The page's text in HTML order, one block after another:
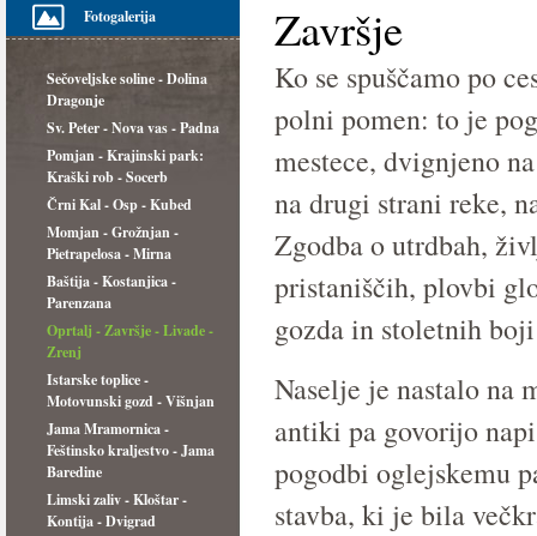
Fotogalerija
Sečoveljske soline - Dolina
Dragonje
Sv. Peter - Nova vas - Padna
Pomjan - Krajinski park:
Kraški rob - Socerb
Črni Kal - Osp - Kubed
Momjan - Grožnjan -
Pietrapelosa - Mirna
Baštija - Kostanjica -
Parenzana
Oprtalj - Završje - Livade -
Zrenj
Istarske toplice -
Motovunski gozd - Višnjan
Jama Mramornica -
Feštinsko kraljestvo - Jama
Baredine
Limski zaliv - Kloštar -
Kontija - Dvigrad
Završje
Ko se spuščamo po
polni pomen: to je
mestece, dvignjeno
na drugi strani reke,
Zgodba o utrdbah,
pristaniščih, plovbi
gozda in stoletnih
Naselje je nastalo na
antiki pa govorijo
pogodbi oglejskemu
stavba, ki je bila